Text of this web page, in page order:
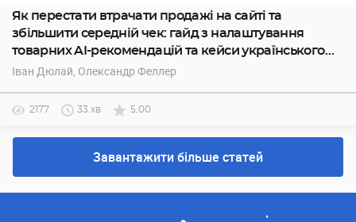
Як перестати втрачати продажі на сайті та
збільшити середній чек: гайд з налаштування
товарних AI-рекомендацій та кейси українського
ecommerce
Іван Дюлай, Олександр Феллер
2177 33 хв 5.00
Завантажити більше статей